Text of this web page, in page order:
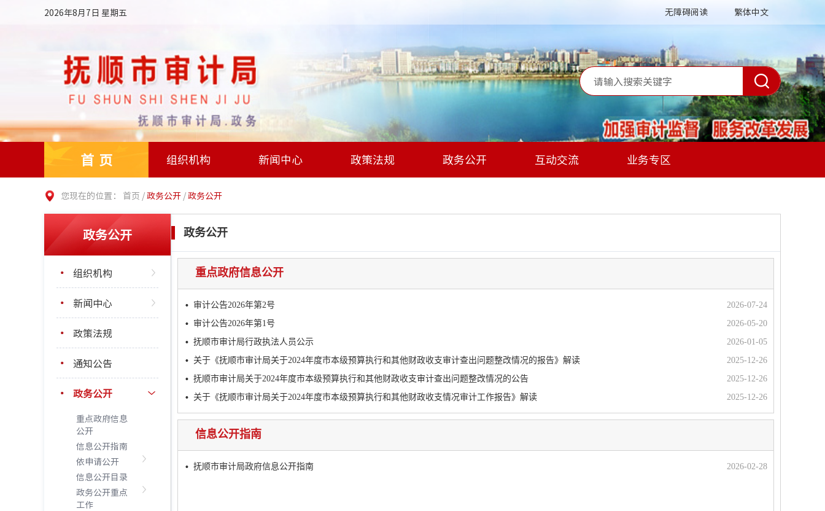
2026年8月7日 星期五 无障碍阅读 繁体中文
首页 组织机构 新闻中心 政策法规 政务公开 互动交流 业务专区
您现在的位置： 首页 /政务公开 /政务公开
政务公开
组织机构
新闻中心
政策法规
通知公告
政务公开
重点政府信息
公开
信息公开指南
依申请公开
信息公开目录
政务公开重点
工作
政务公开
重点政府信息公开
审计公告2026年第2号
2026-07-24
审计公告2026年第1号
2026-05-20
抚顺市审计局行政执法人员公示
2026-01-05
关于《抚顺市审计局关于2024年度市本级预算执行和其他财政收支审计查出问题整改情况的报告》解读
2025-12-26
抚顺市审计局关于2024年度市本级预算执行和其他财政收支审计查出问题整改情况的公告
2025-12-26
关于《抚顺市审计局关于2024年度市本级预算执行和其他财政收支情况审计工作报告》解读
2025-12-26
信息公开指南
抚顺市审计局政府信息公开指南 2026-02-28